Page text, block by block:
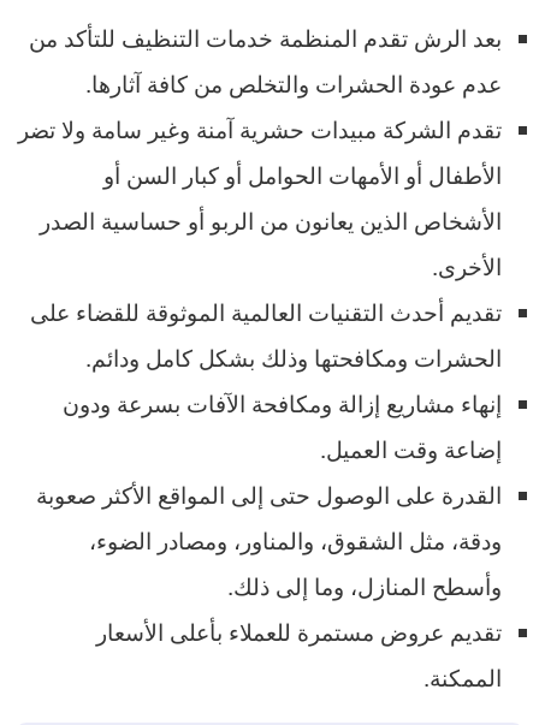
بعد الرش تقدم المنظمة خدمات التنظيف للتأكد من
عدم عودة الحشرات والتخلص من كافة آثارها.
تقدم الشركة مبيدات حشرية آمنة وغير سامة ولا تضر
الأطفال أو الأمهات الحوامل أو كبار السن أو
الأشخاص الذين يعانون من الربو أو حساسية الصدر
الأخرى.
تقديم أحدث التقنيات العالمية الموثوقة للقضاء على
الحشرات ومكافحتها وذلك بشكل كامل ودائم.
إنهاء مشاريع إزالة ومكافحة الآفات بسرعة ودون
إضاعة وقت العميل.
القدرة على الوصول حتى إلى المواقع الأكثر صعوبة
ودقة، مثل الشقوق، والمناور، ومصادر الضوء،
وأسطح المنازل، وما إلى ذلك.
تقديم عروض مستمرة للعملاء بأعلى الأسعار
الممكنة.